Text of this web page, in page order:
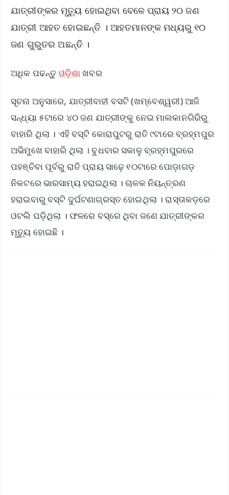
ଯାତ୍ରୀଙ୍କର ମୃତ୍ୟୁ ହୋଇଥିବା ବେଳେ ପ୍ରାୟ ୨୦ ଜଣ
ଯାତ୍ରୀ ଆହତ ହୋଇଛନ୍ତି । ଆହତମାନଙ୍କ ମଧ୍ୟରୁ ୧୦
ଜଣ ଗୁରୁତର ଅଛନ୍ତି ।
ଅଧିକ ପଢନ୍ତୁ ଓଡ଼ିଶା ଖବର
ସୂଚନା ଅନୁସାରେ, ଯାତ୍ରୀବାହୀ ବସଟି (ଖମ୍ବେଶ୍ୱରୀ) ଆଜି
ସନ୍ଧ୍ୟା ୫ଟାରେ ୪୦ ଜଣ ଯାତ୍ରୀଙ୍କୁ ନେଇ ମାଲକାନଗିରିରୁ
ବାହାରି ଥିଲା । ଏହି ବସ୍‌ଟି କୋରାପୁଟରୁ ରାତି ୯ଟାରେ ବ୍ରହ୍ମପୁର
ଅଭିମୁଖେ ବାହାରି ଥିଲା । ବୁଧବାର ସକାଳୁ ବ୍ରହ୍ମପୁରରେ
ପହଞ୍ଚିବା ପୂର୍ବରୁ ରାତି ପ୍ରାୟ ସାଢ଼େ ୧୦ଟାରେ ପୋଡ଼ାଗଡ଼
ନିକଟରେ ଭାରସାମ୍ୟ ହରାଇଥିଲା । ଚାଳକ ନିୟନ୍ତ୍ରଣ
ହରାଇବାରୁ ବସ୍‌ଟି ଦୁର୍ଘଟଣାଗ୍ରସ୍ତ ହୋଇଥିଲା । ରାସ୍ତାକଡ଼ରେ
ଓଟଲି ପଡ଼ିଥିଲା । ଫଳରେ ବସ୍‌ରେ ଥିବା ଜଣେ ଯାତ୍ରୀଙ୍କର
ମୃତ୍ୟୁ ହୋଇଛି ।